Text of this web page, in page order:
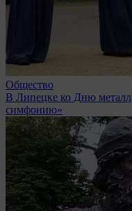
Общество
В Липецке ко Дню
симфонию»